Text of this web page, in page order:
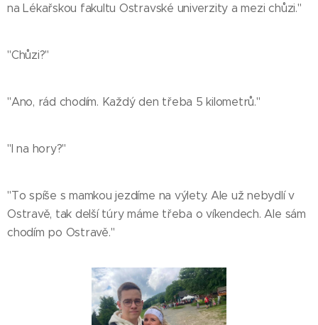
na Lékařskou fakultu Ostravské univerzity a mezi chůzi."
"Chůzi?"
"Ano, rád chodím. Každý den třeba 5 kilometrů."
"I na hory?"
"To spíše s mamkou jezdíme na výlety. Ale už nebydlí v
Ostravě, tak delší túry máme třeba o víkendech. Ale sám
chodím po Ostravě."